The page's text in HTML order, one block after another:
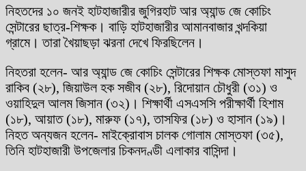
নিহতদের ১০ জনই হাটহাজারীর জুগিরহাট আর অ্যান্ড জে কোচিং
সেন্টারের ছাত্র-শিক্ষক। বাড়ি হাটহাজারীর আমানবাজার খন্দকিয়া
গ্রামে। তারা খৈয়াছড়া ঝরনা দেখে ফিরছিলেন।
নিহতরা হলেন- আর অ্যান্ড জে কোচিং সেন্টারের শিক্ষক মোস্তফা মাসুদ
রাকিব (২৮), জিয়াউল হক সজীব (২৮), রিদোয়ান চৌধুরী (৩১) ও
ওয়াহিদুল আলম জিসান (৩২)। শিক্ষার্থী এসএসসি পরীক্ষার্থী হিশাম
(১৮), আয়াত (১৮), মারুফ (১৭), তাসফির (১৮) ও হাসান (১৯)।
নিহত অন্যজন হলেন- মাইক্রোবাস চালক গোলাম মোস্তফা (৩৫),
তিনি হাটহাজারী উপজেলার চিকনদণ্ডী এলাকার বাসিন্দা।